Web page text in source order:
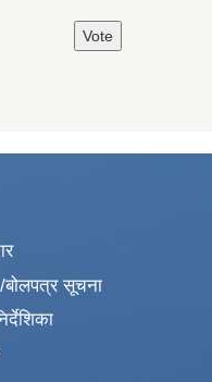
बोलपत्र सूचना